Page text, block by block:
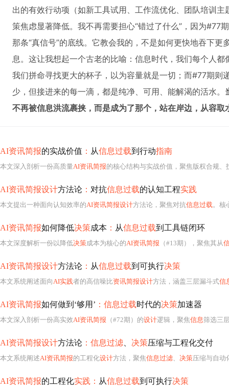
出的有效行动项（如新工具试用、工作流优化、团队培训
策焦虑显著降低。我不再需要担心“错过了什么”，因为#77
那条“真信号”的底线。它教会我的，不是如何更快地吞下
息。这让我想起一个古老的比喻：信息时代，我们每个人
我们拼命寻找更大的杯子，以为容量就是一切；而#77期
少，但接进来的每一滴，都是纯净、可用、能解渴的活水。
不再被信息洪流裹挟，而是成为了那个，站在岸边，从容取
AI资讯简报的实战价值 ： 从信息过载到行动指南
本文深入剖析一份高质量AI资讯简报的核心结构与实战价值，聚焦版权合规、技术发布落地和社区资源活用三大维度。重点解析
AI资讯简报设计方法论 ： 对抗信息过载的认知工程实践
本文提出一种面向认知效率的AI资讯简报设计方法论，聚焦对抗信息过载。核心包括
AI资讯简报如何降低决策成本 ： 从信息过载到工具链闭环
本文深度解析一份以降低决策成本为核心的AI资讯简报 （#13期），聚焦其从
AI资讯简报设计方法论 ： 从信息过载到可执行决策
本文系统阐述面向AI实践者的高信噪比资讯简报设计方法，涵盖三层漏斗式信
AI资讯简报如何做到‘够用’ ：信息过载时代的决策加速器
本文深入剖析一份高实效AI资讯简报 （#72期）的设计逻辑，聚焦信息筛选三层漏
AI资讯简报设计方法论 ：信息过滤 决策压缩与工程化交付
本文系统阐述AI资讯简报的工程化设计方法，聚焦信息过滤、 决策压缩与自动化
AI资讯简报的工程化实践： 从信息过载到可执行决策